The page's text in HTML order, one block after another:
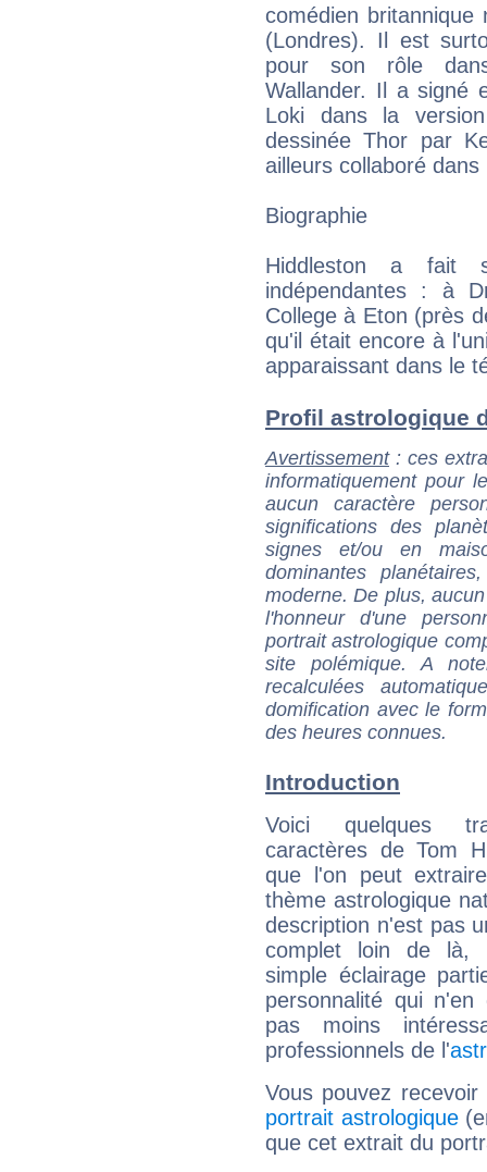
comédien
(Londres). Il est
pour son rôle
Wallander. Il a signé
Loki dans la
dessinée Thor par
ailleurs collaboré
Biographie
Hiddleston a fait
indépendantes : à
College à Eton (près
qu'il était encore à
apparaissant dans le
Profil astrologique
Avertissement: ces
informatiquement pour
aucun caractère
significations des
signes et/ou en
dominantes
moderne. De plus,
l'honneur d'une
portrait astrologique
site polémique. A
recalculées
domification avec le
des heures connues.
Introduction
Voici quelques
caractères de Tom
que l'on peut
thème astrologique
description n'est pas
complet loin de là,
simple éclairage
personnalité qui n'en
pas moins
professionnels de l'
Vous pouvez
portrait astrologique
que cet extrait du